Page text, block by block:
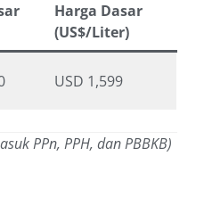
Harga Dasar
(US$/Liter)
USD 1,599
PPn, PPH, dan PBBKB)